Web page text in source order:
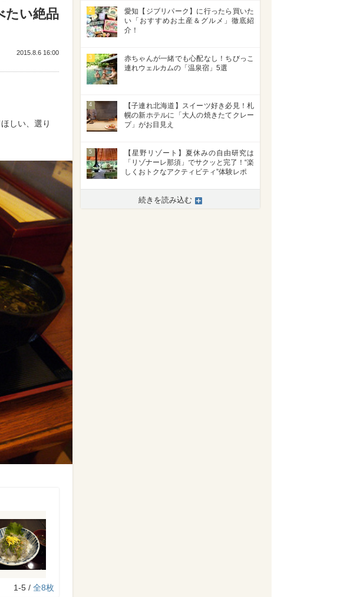
たい絶品
2015.8.6 16:00
しい、選り
1-5 / 全8枚
2
愛知【ジブリパーク】に行ったら買いた
い「おすすめお土産＆グルメ」徹底紹
介！
3
赤ちゃんが一緒でも心配なし！ちびっこ
連れウェルカムの「温泉宿」5選
4
【子連れ北海道】スイーツ好き必見！札
幌の新ホテルに「大人の焼きたてクレー
プ」がお目見え
5
【星野リゾート】夏休みの自由研究は
「リゾナーレ那須」でサクッと完了！“楽
しくおトクなアクティビティ”体験レポ
続きを読み込む